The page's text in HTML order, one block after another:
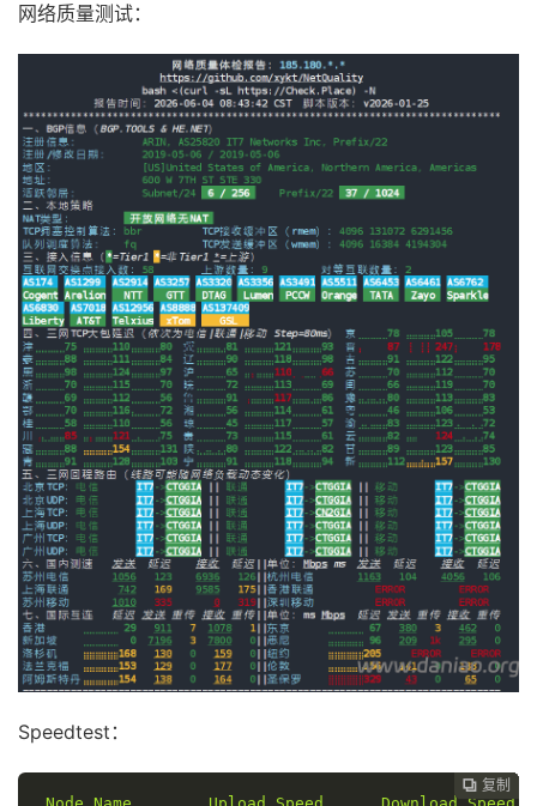
网络质量测试：
Speedtest：
 复制
 复制
 复制
 复制
 复制
 复制
 复制
 复制